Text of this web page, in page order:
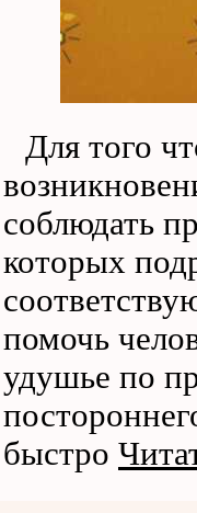
Для того
соблюдать
которых
помочь
удушье по
быстро